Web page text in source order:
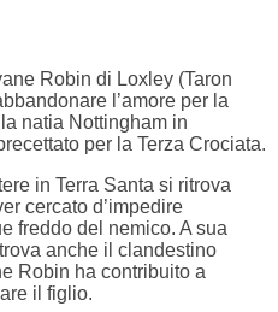
Robin di Loxley (Taron
l’amore per la
natia Nottingham in
per la Terza Crociata.
in Terra Santa si ritrova
cercato d’impedire
freddo del nemico. A sua
anche il clandestino
Robin ha contribuito a
il figlio.